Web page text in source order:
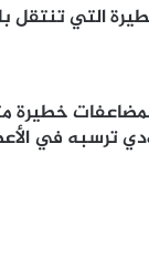
التي
خطيرة
ترسبه في